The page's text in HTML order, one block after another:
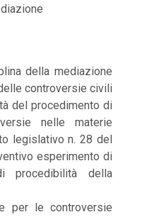
della mediazione
controversie civili
del procedimento di
nelle materie
legislativo n. 28 del
esperimento di
procedibilità della
per le controversie